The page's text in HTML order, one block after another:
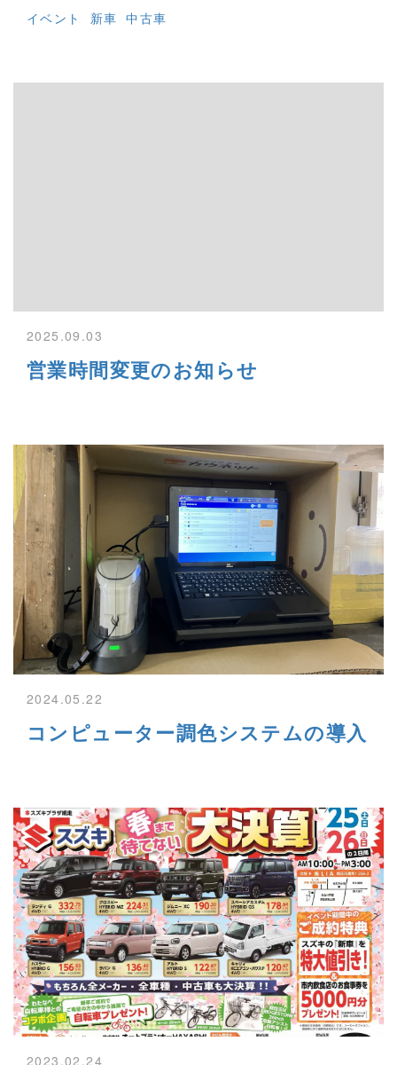
イベント 新車 中古車
営業時間変更のお知らせ
2025.09.03
コンピューター調色システムの導入
2024.05.22
2023.02.24